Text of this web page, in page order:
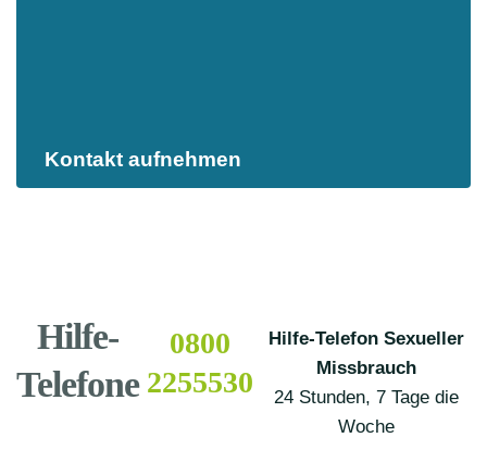
Kontakt aufnehmen
Hilfe-
Telefone
0800
2255530
Hilfe-Telefon Sexueller
Missbrauch
24 Stunden, 7 Tage die
Woche